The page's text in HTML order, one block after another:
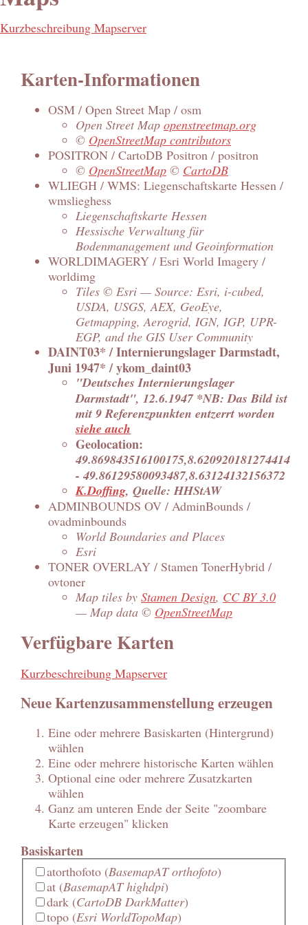
Kurzbeschreibung Mapserver
Karten-Informationen
OSM / Open Street Map / osm
Open Street Map openstreetmap.org
© OpenStreetMap contributors
POSITRON / CartoDB Positron / positron
© OpenStreetMap © CartoDB
WLIEGH / WMS: Liegenschaftskarte Hessen /
wmslieghess
Liegenschaftskarte Hessen
Hessische Verwaltung für
Bodenmanagement und Geoinformation
WORLDIMAGERY / Esri World Imagery /
worldimg
Tiles © Esri — Source: Esri, i-cubed,
USDA, USGS, AEX, GeoEye,
Getmapping, Aerogrid, IGN, IGP, UPR-
EGP, and the GIS User Community
DAINT03* / Internierungslager Darmstadt,
Juni 1947* / ykom_daint03
"Deutsches Internierungslager
Darmstadt", 12.6.1947 *NB: Das Bild ist
mit 9 Referenzpunkten entzerrt worden
siehe auch
Geolocation:
49.869843516100175,8.620920181274414
- 49.86129580093487,8.63124132156372
K.Doffing, Quelle: HHStAW
ADMINBOUNDS OV / AdminBounds /
ovadminbounds
World Boundaries and Places
Esri
TONER OVERLAY / Stamen TonerHybrid /
ovtoner
Map tiles by Stamen Design, CC BY 3.0
— Map data © OpenStreetMap
Verfügbare Karten
Kurzbeschreibung Mapserver
Neue Kartenzusammenstellung erzeugen
Eine oder mehrere Basiskarten (Hintergrund)
wählen
Eine oder mehrere historische Karten wählen
Optional eine oder mehrere Zusatzkarten
wählen
Ganz am unteren Ende der Seite "zoombare
Karte erzeugen" klicken
Basiskarten
atorthofoto(BasemapAT orthofoto)
at(BasemapAT highdpi)
dark(CartoDB DarkMatter)
topo(Esri WorldTopoMap)